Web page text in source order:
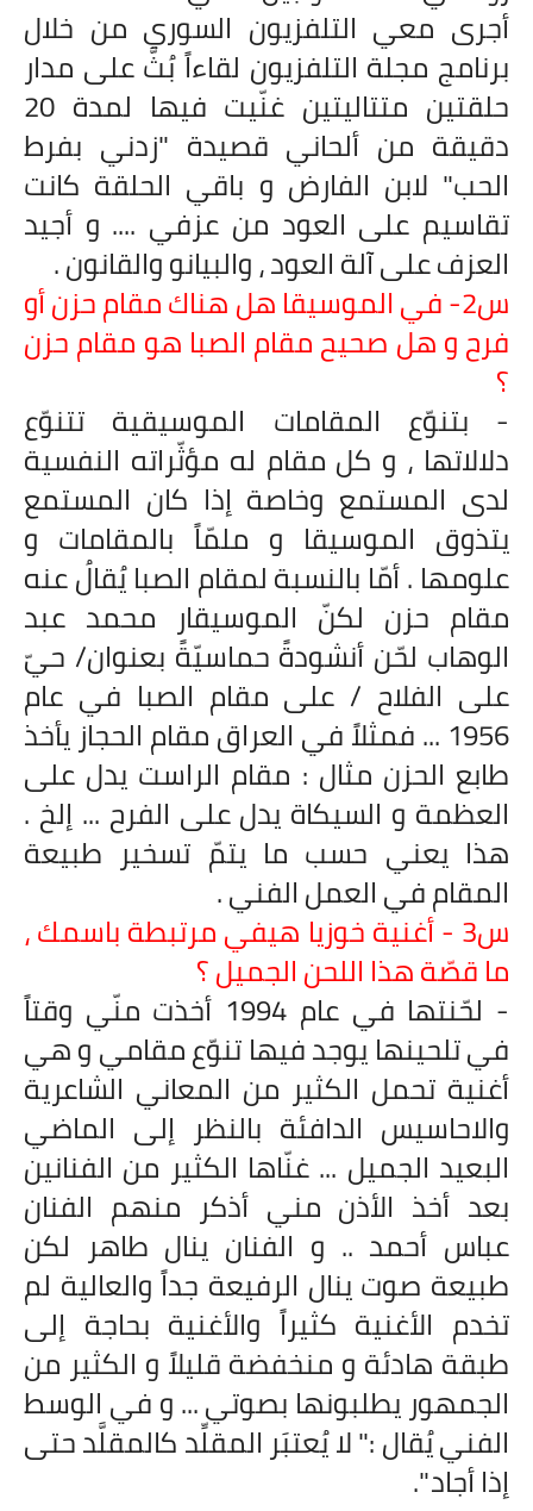
أجرى معي التلفزيون السوري من خلال
برنامج مجلة التلفزيون لقاءاً بُثَّ على مدار
حلقتين متتاليتين غنّيت فيها لمدة 20
دقيقة من ألحاني قصيدة "زدني بفرط
الحب" لابن الفارض و باقي الحلقة كانت
تقاسيم على العود من عزفي .... و أجيد
العزف على آلة العود ، والبيانو والقانون .
س2- في الموسيقا هل هناك مقام حزن أو
فرح و هل صحيح مقام الصبا هو مقام حزن
؟
- بتنوّع المقامات الموسيقية تتنوّع
دلالاتها ، و كل مقام له مؤثّراته النفسية
لدى المستمع وخاصة إذا كان المستمع
يتذوق الموسيقا و ملمّاً بالمقامات و
علومها . أمّا بالنسبة لمقام الصبا يُقالُ عنه
مقام حزن لكنّ الموسيقار محمد عبد
الوهاب لحّن أنشودةً حماسيّةً بعنوان/ حيّ
على الفلاح / على مقام الصبا في عام
1956 ... فمثلاً في العراق مقام الحجاز يأخذ
طابع الحزن مثال : مقام الراست يدل على
العظمة و السيكاة يدل على الفرح ... إلخ .
هذا يعني حسب ما يتمّ تسخير طبيعة
المقام في العمل الفني .
س3 - أغنية خوزيا هيفي مرتبطة باسمك ،
ما قصّة هذا اللحن الجميل ؟
- لحّنتها في عام 1994 أخذت منّي وقتاً
في تلحينها يوجد فيها تنوّع مقامي و هي
أغنية تحمل الكثير من المعاني الشاعرية
والاحاسيس الدافئة بالنظر إلى الماضي
البعيد الجميل ... غنّاها الكثير من الفنانين
بعد أخذ الأذن مني أذكر منهم الفنان
عباس أحمد .. و الفنان ينال طاهر لكن
طبيعة صوت ينال الرفيعة جداً والعالية لم
تخدم الأغنية كثيراً والأغنية بحاجة إلى
طبقة هادئة و منخفضة قليلاً و الكثير من
الجمهور يطلبونها بصوتي ... و في الوسط
الفني يُقال :" لا يُعتبَر المقلِّد كالمقلَّد حتى
إذا أجاد ".